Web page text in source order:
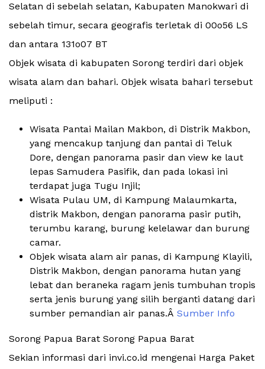
Selatan di sebelah selatan, Kabupaten Manokwari di
sebelah timur, secara geografis terletak di 00o56 LS
dan antara 131o07 BT
Objek wisata di kabupaten Sorong terdiri dari objek
wisata alam dan bahari. Objek wisata bahari tersebut
meliputi :
Wisata Pantai Mailan Makbon, di Distrik Makbon,
yang mencakup tanjung dan pantai di Teluk
Dore, dengan panorama pasir dan view ke laut
lepas Samudera Pasifik, dan pada lokasi ini
terdapat juga Tugu Injil;
Wisata Pulau UM, di Kampung Malaumkarta,
distrik Makbon, dengan panorama pasir putih,
terumbu karang, burung kelelawar dan burung
camar.
Objek wisata alam air panas, di Kampung Klayili,
Distrik Makbon, dengan panorama hutan yang
lebat dan beraneka ragam jenis tumbuhan tropis
serta jenis burung yang silih berganti datang dari
sumber pemandian air panas.Â Sumber Info
Sorong Papua Barat Sorong Papua Barat
Sekian informasi dari invi.co.id mengenai Harga Paket